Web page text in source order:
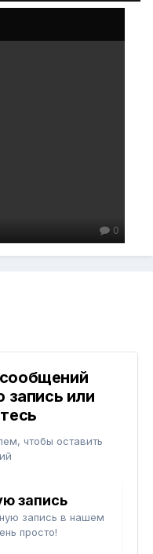
0
запись или
чтобы оставить
запись
запись в нашем
просто!